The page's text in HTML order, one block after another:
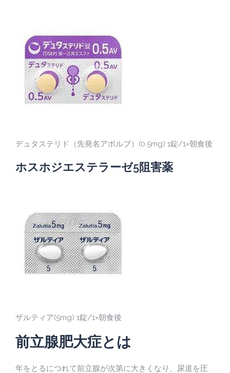
デュタステリド（先発名アボルブ）(0.5mg) 1錠/1×朝食後
ホスホジエステラーゼ5阻害薬
ザルティア(5mg) 1錠/1×朝食後
前立腺肥大症とは
年をとるにつれて前立腺が次第に大きくなり、尿道を圧